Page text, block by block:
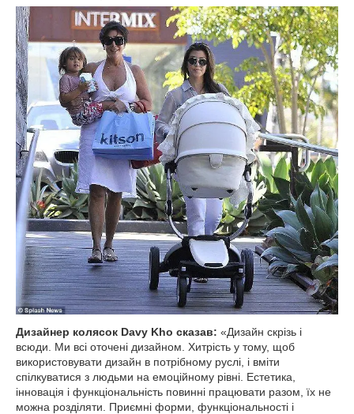
Дизайнер колясок Davy Kho сказав: «Дизайн скрізь і
всюди. Ми всі оточені дизайном. Хитрість у тому, щоб
використовувати дизайн в потрібному руслі, і вміти
спілкуватися з людьми на емоційному рівні. Естетика,
інновація і функціональність повинні працювати разом, їх не
можна розділяти. Приємні форми, функціональності і